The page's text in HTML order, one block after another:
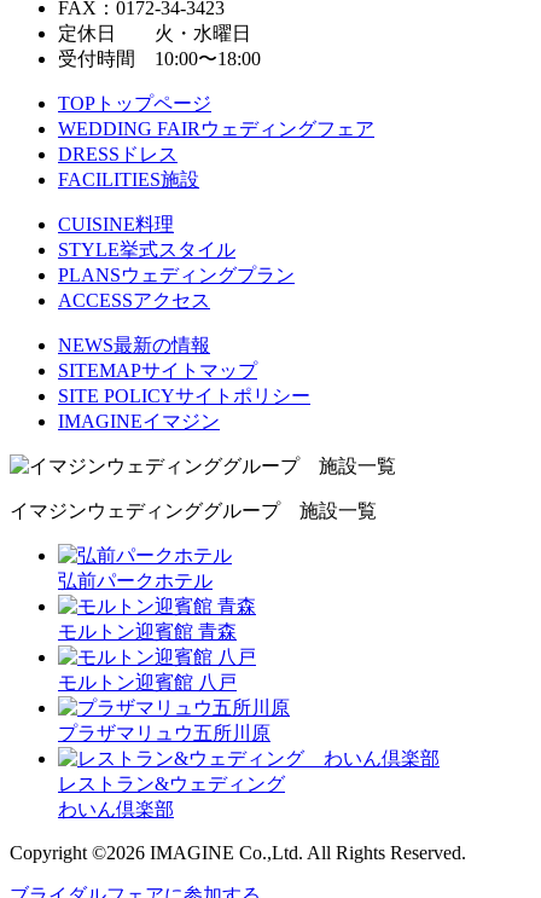
FAX：0172-34-3423
定休日 火・水曜日
受付時間 10:00〜18:00
TOP トップページ
WEDDING FAIRウェディングフェア
DRESS ドレス
FACILITIES施設
CUISINE料理
STYLE挙式スタイル
PLANSウェディングプラン
ACCESSアクセス
NEWS最新の情報
SITEMAPサイトマップ
SITE POLICYサイトポリシー
IMAGINEイマジン
イマジンウェディンググループ 施設一覧
弘前パークホテル
モルトン迎賓館 青森
モルトン迎賓館 八戸
プラザマリュウ五所川原
レストラン&ウェディング
わいん倶楽部
Copyright ©2026 IMAGINE Co.,Ltd. All Rights Reserved.